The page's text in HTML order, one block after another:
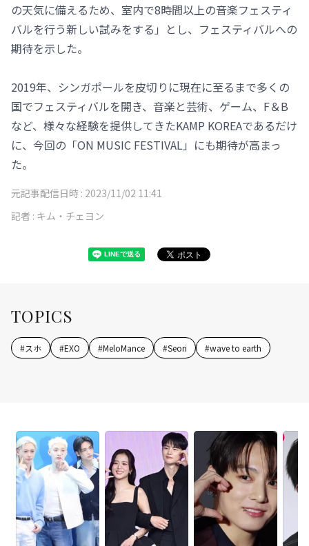
の天気に備えるため、室内で8時間以上の音楽フェスティ
バルを行う新しい試みをする」とし、フェスティバルへの
期待を示した。
2019年、シンガポールを皮切りに現在に至るまで多くの
国でフェスティバルを開き、音楽と芸術、ゲーム、F＆B
など、様々な経験を提供してきたKAMP KOREAであるだけ
に、今回の「ON MUSIC FESTIVAL」にも期待が高まっ
た。
元記事配信日時 : 2023/11/02 11:41
記者 : キム・チェヨン
TOPICS
#スホ #EXO #MeloMance #Seori #wave to earth